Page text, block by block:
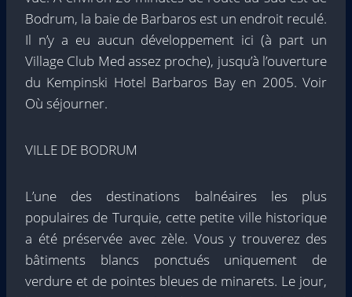
Bodrum, la baie de Barbaros est un endroit reculé.
Il n’y a eu aucun développement ici (à part un
Village Club Med assez proche), jusqu’à l’ouverture
du Kempinski Hotel Barbaros Bay en 2005. Voir
Où séjourner.
VILLE DE BODRUM
L’une des destinations balnéaires les plus
populaires de Turquie, cette petite ville historique
a été préservée avec zèle. Vous y trouverez des
bâtiments blancs ponctués uniquement de
verdure et de pointes bleues de minarets. Le jour,